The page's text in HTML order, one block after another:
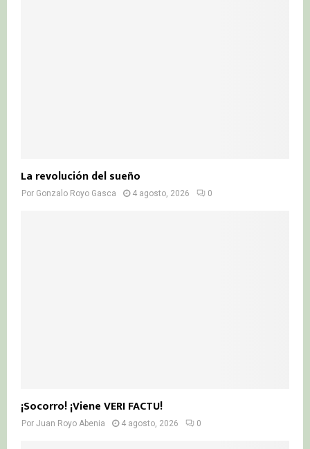
La revolución del sueño
Por Gonzalo Royo Gasca 4 agosto, 2026 0
¡Socorro! ¡Viene VERI FACTU!
Por Juan Royo Abenia 4 agosto, 2026 0